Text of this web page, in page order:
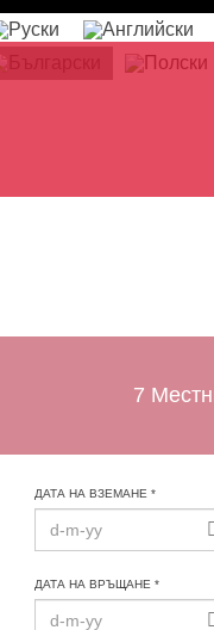
7
ДАТА НА ВЗЕМАНЕ *
ДАТА НА ВРЪЩАНЕ *